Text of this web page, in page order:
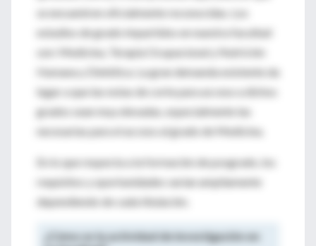
se encuentren oficialmente reconocidas. Los
estudios de grado impartidos en nuestra facultad
son: Medicina, Terapia Ocupacional y Nutrición
Humana y Dietética. La gran demanda existente da
lugar a que las notas de corte para acceso a dichos
grados sean muy elevadas, especialmente las
necesarias para el acceso al grado de Medicina.
En lo que respecta a la formación de posgrado, los
requisitos y oportunidades varían ampliamente
dependiendo de cada titulación.
¿Cómo es la actividad de investigación en